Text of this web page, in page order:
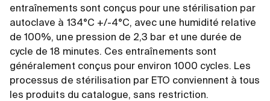
entraînements sont conçus pour une stérilisation par
autoclave à 134°C +/-4°C, avec une humidité relative
de 100%, une pression de 2,3 bar et une durée de
cycle de 18 minutes. Ces entraînements sont
généralement conçus pour environ 1000 cycles. Les
processus de stérilisation par ETO conviennent à tous
les produits du catalogue, sans restriction.